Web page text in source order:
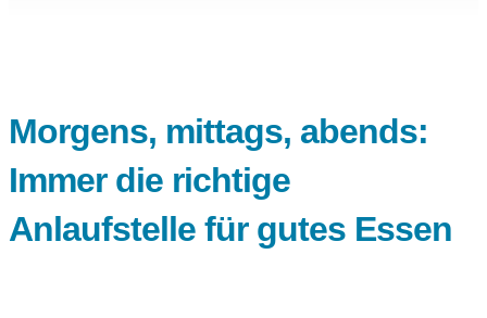
Morgens, mittags, abends:
Immer die richtige
Anlaufstelle für gutes Essen